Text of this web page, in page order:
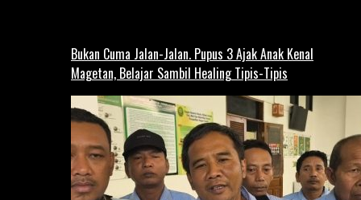
Bukan Cuma Jalan-Jalan. Pupus 3 Ajak Anak Kenal
Magetan, Belajar Sambil Healing Tipis-Tipis